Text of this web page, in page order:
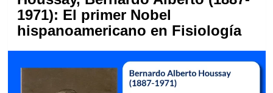
1971): El primer Nobel
hispanoamericano en Fisiología